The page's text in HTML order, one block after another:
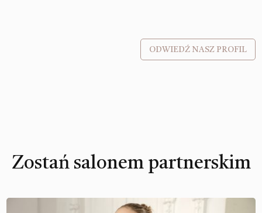
ODWIEDŹ NASZ PROFIL
Zostań salonem partnerskim